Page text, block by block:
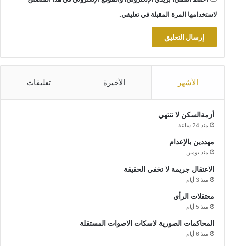
لاستخدامها المرة المقبلة في تعليقي.
الأشهر الأخيرة تعليقات
أزمةالسكن لا تنتهي
منذ 24 ساعة
مهددين بالإعدام
منذ يومين
الاعتقال جريمة لا تخفي الحقيقة
منذ 3 أيام
معتقلات الرأي
منذ 5 أيام
المحاكمات الصورية لاسكات الاصوات المستقلة
منذ 6 أيام